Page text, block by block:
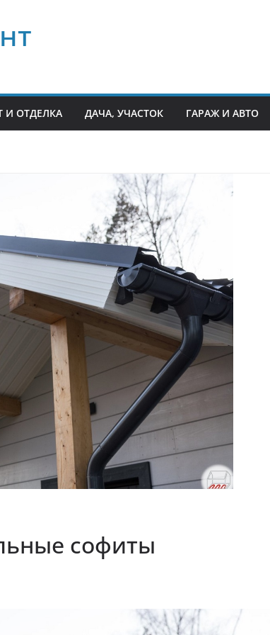
И ОТДЕЛКА ДАЧА, УЧАСТОК ГАРАЖ И АВТО
софиты